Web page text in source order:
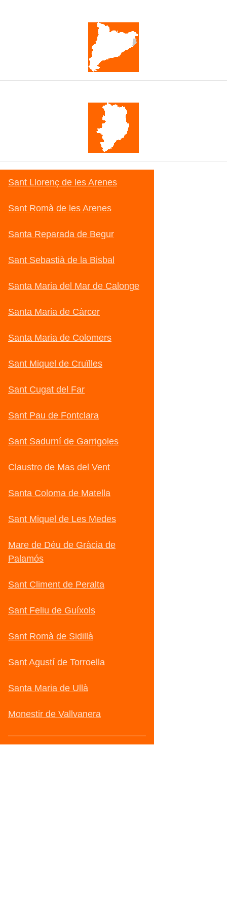
Sant Llorenç de les Arenes
Sant Romà de les Arenes
Santa Reparada de Begur
Sant Sebastià de la Bisbal
Santa Maria del Mar de Calonge
Santa Maria de Càrcer
Santa Maria de Colomers
Sant Miquel de Cruïlles
Sant Cugat del Far
Sant Pau de Fontclara
Sant Sadurní de Garrigoles
Claustro de Mas del Vent
Santa Coloma de Matella
Sant Miquel de Les Medes
Mare de Déu de Gràcia de
Palamós
Sant Climent de Peralta
Sant Feliu de Guíxols
Sant Romà de Sidillà
Sant Agustí de Torroella
Santa Maria de Ullà
Monestir de Vallvanera